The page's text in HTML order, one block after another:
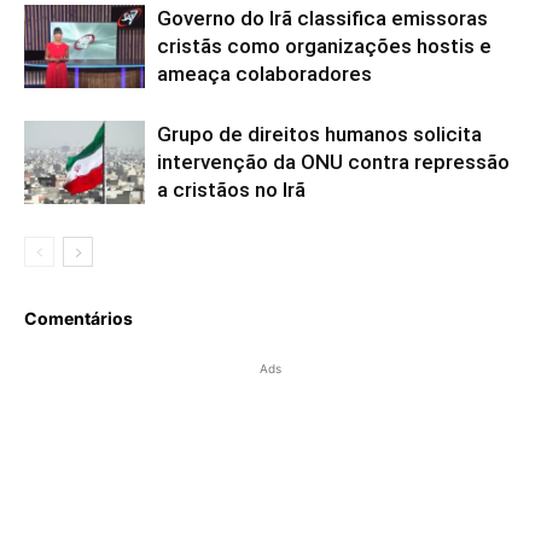
Governo do Irã classifica emissoras
cristãs como organizações hostis e
ameaça colaboradores
Grupo de direitos humanos solicita
intervenção da ONU contra repressão
a cristãos no Irã
Comentários
Ads